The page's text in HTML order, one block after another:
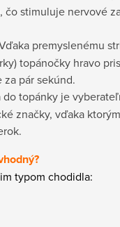
stimuluje nervové
premyslenému
topánočky hravo
pár sekúnd.
do topánky je
značky, vďaka
typom chodidla: